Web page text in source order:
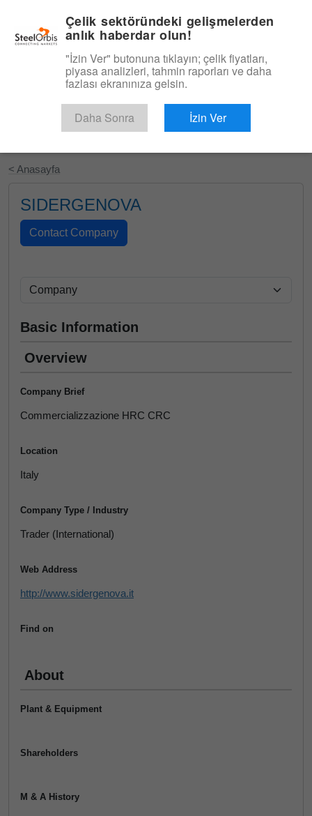
Ücretsiz Deneyin
< Anasayfa
SIDERGENOVA
Basic Information
Overview
Company Brief
Commercializzazione HRC CRC
Location
Italy
Company Type / Industry
Trader (International)
Web Address
http://www.sidergenova.it
Find on
About
Plant & Equipment
Shareholders
M & A History
Çelik sektöründeki gelişmelerden
anlık haberdar olun!
"İzin Ver" butonuna tıklayın; çelik fiyatları,
piyasa analizleri, tahmin raporları ve daha
fazlası ekranınıza gelsin.
Daha Sonra İzin Ver